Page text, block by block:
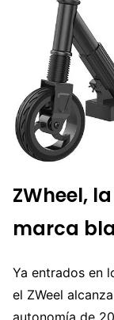
ZWheel,
marca
Ya entrados en
el ZWeel
autonomía de